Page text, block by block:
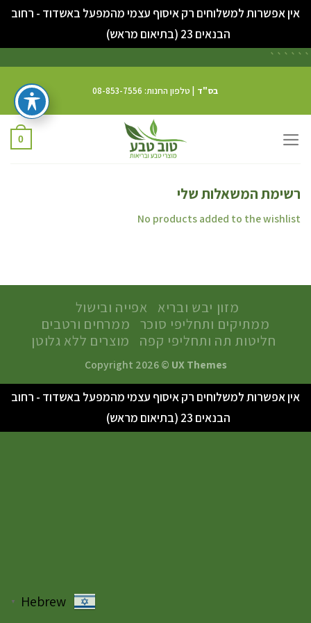
אין אפשרות למשלוחים רק איסוף עצמי מהמפעל באשדוד - רחוב
הבנאים 23 (בתיאום מראש)
```
```
בס"ד | טלפון החנות: 08-853-7556
0
רשימת המשאלות שלי
No products added to the wishlist
מזון יבש ובריא
אפייה ובישול
ממתיקים ותחליפי סוכר
ממרחים ורטבים
חליטות תה ותחליפי קפה
מוצרים ללא גלוטן
Copyright 2026 © UX Themes
Hebrew
▼
אין אפשרות למשלוחים רק איסוף עצמי מהמפעל באשדוד - רחוב
הבנאים 23 (בתיאום מראש)